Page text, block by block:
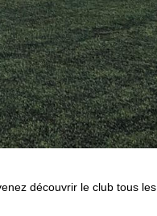
découvrir le club tous les